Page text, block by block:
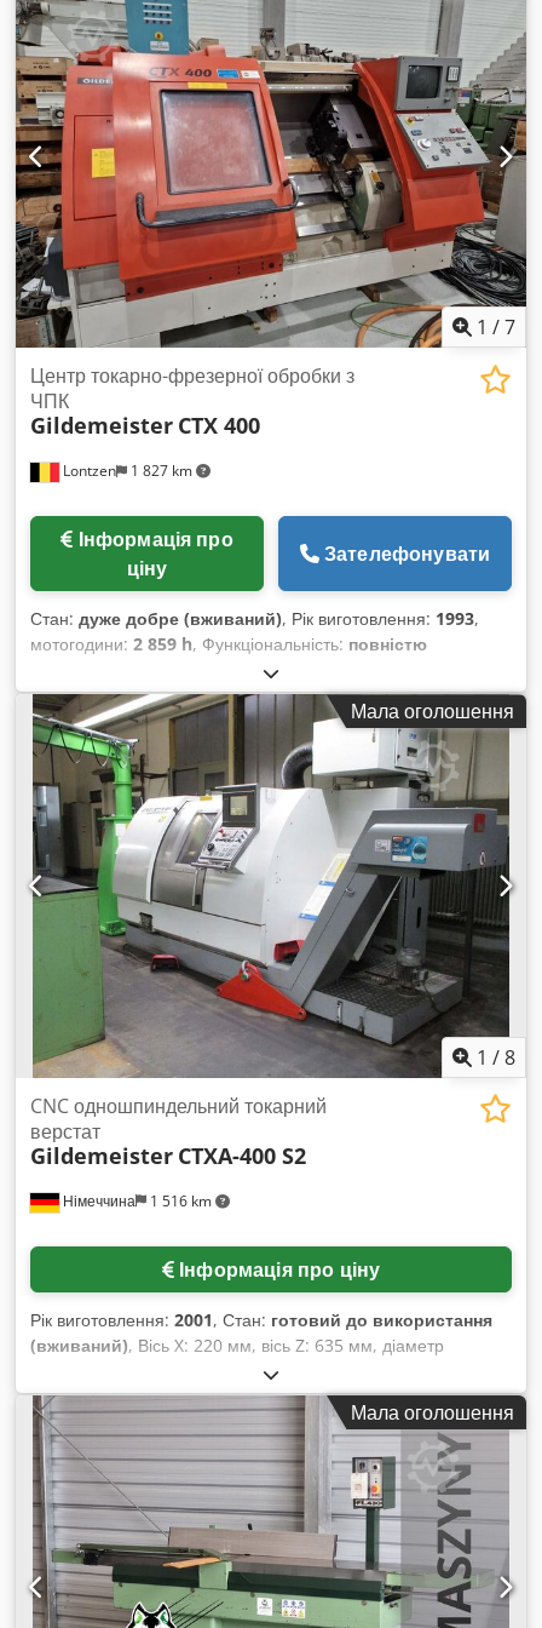
конвеєром З приводним інструментом З документацією
Cedoy A Imqepfx Amvsrf
1 /7
Lontzen 1 827 km
Центр токарно-фрезерної обробки з
ЧПК
Gildemeister CTX 400
ціну
Зателефонувати
Стан: дуже добре (вживаний), Рік виготовлення: 1993,
мотогодини: 2 859 h, Функціональність: повністю
, довжина точіння:
290 мм, Універсальний токарний верстат – GILDEMEISTER
CTX Рік випуску: 1993 Напрацювання: 2 859 год •
Револьверний інструментальний тримач на 12 позицій •
Максимальна швидкість обертання шпинделя: 5 000 об/хв •
Максимальний діаметр обробки (вісь X): 290 мм •
Максимальна довжина обробки (вісь Z): 600 мм •
Гідравлічний 3-кулачковий патрон, Ø 200 мм • Отвір у
шпинделі: Ø 66 мм Cedpfxjyxgi No Amvorf • Включає
транспортер стружки Стан верстата — дуже добрий. Раніше
використовувався у технічному навчальному закладі.
Мала оголошення
1 /8
Німеччина 1 516 km
CNC одношпиндельний токарний
верстат
Gildemeister CTXA-400 S2
Інформація про ціну
Рік виготовлення: 2001, Стан: готовий до використання
(вживаний), Вісь X: 220 мм, вісь Z: 635 мм, діаметр
обертання над захисним кожухом станини: 570 мм, діаметр
обертання над захисним кожухом направляючої: 420 мм,
діапазон швидкостей: 25–5000 об/хв, діаметр отвору
шпинделя: 65 мм, діаметр патрона: 250 мм, хід центра: 550
мм, потужність головного шпинделя при 100% коефіцієнті
використання: 21 кВт, максимальний крутний момент: 240
Нм, утримуюча сила осі C: 200 Нм, система управління:
Heidenhain EP 4290 TP, підключена потужність: 44 кВА,
довжина: 3250 мм, ширина: 1750 мм, висота: 2300 мм, вага
без транспортера стружки: 5,3 т, загальний час роботи: 16
Мала оголошення